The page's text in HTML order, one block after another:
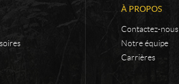
À PROPOS
Contactez-nous
Notre équipe
Carrières